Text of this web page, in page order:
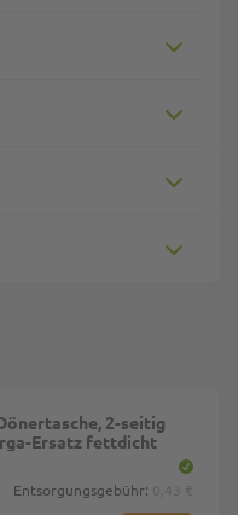
2-seitig
Ersatz fettdicht
Entsorgungsgebühr: